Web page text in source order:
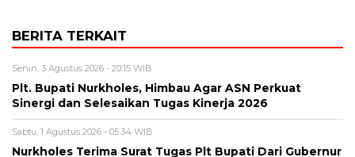
BERITA TERKAIT
Senin, 3 Agustus 2026 - 20:15 WIB
Plt. Bupati Nurkholes, Himbau Agar ASN Perkuat
Sinergi dan Selesaikan Tugas Kinerja 2026
Sabtu, 1 Agustus 2026 - 05:34 WIB
Nurkholes Terima Surat Tugas Plt Bupati Dari Gubernur